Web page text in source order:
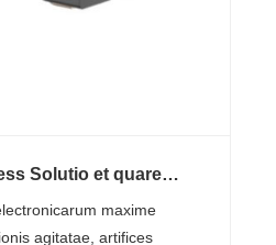
Solutio et quare
maxime
agitatae, artifices